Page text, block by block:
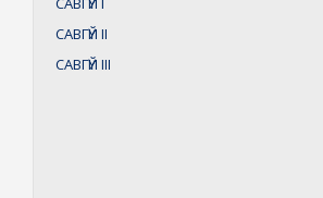
САВГҮЙ II
САВГҮЙ III